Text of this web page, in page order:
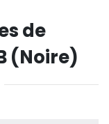
de
(Noire)